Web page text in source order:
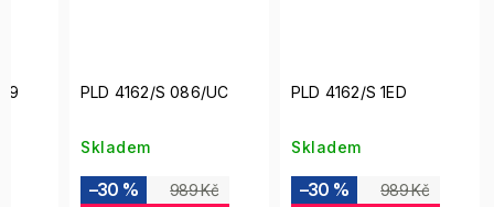
PLD 4162/S 086/UC
Skladem
989 Kč
–30 %
PLD 4162/S 1ED
Skladem
989 Kč
–30 %